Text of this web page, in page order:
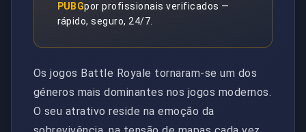
PUBGpor profissionais verificados —
rápido, seguro, 24/7.
Os jogos Battle Royale tornaram-se um dos
géneros mais dominantes nos jogos modernos.
O seu atrativo reside na emoção da